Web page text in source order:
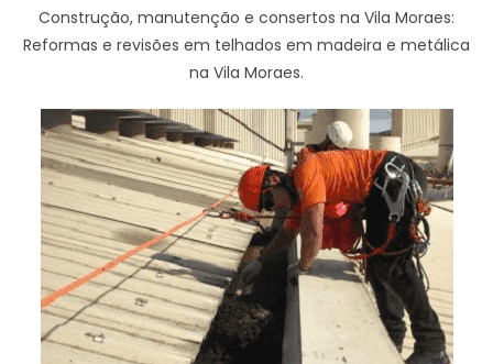
Construção, manutenção e consertos na Vila Moraes:
Reformas e revisões em telhados em madeira e metálica
na Vila Moraes.